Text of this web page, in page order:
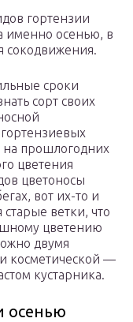
гортензии
именно осенью, в
сокодвижения.
сроки
сорт своих
прошлогодних
цветения
цветоносы
вот их-то и
старые ветки, что
цветению
двумя
косметической —
кустарника.
осенью